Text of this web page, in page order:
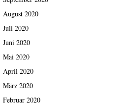
August 2020
Juli 2020
Juni 2020
Mai 2020
April 2020
März 2020
Februar 2020